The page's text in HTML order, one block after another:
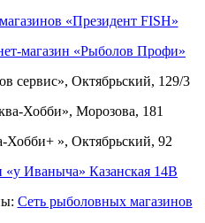
«Президент FISH»
магазин «Рыболов Профи»
сервис», Октябрьский, 129/3
Хобби», Морозова, 181
», Октябрьский, 92
«у Иваныча» Казанская 14В
Cеть рыболовных магазинов